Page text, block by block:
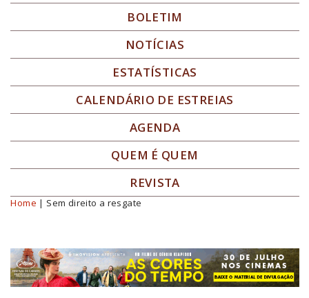
BOLETIM
NOTÍCIAS
ESTATÍSTICAS
CALENDÁRIO DE ESTREIAS
AGENDA
QUEM É QUEM
REVISTA
Você está aqui
Home | Sem direito a resgate